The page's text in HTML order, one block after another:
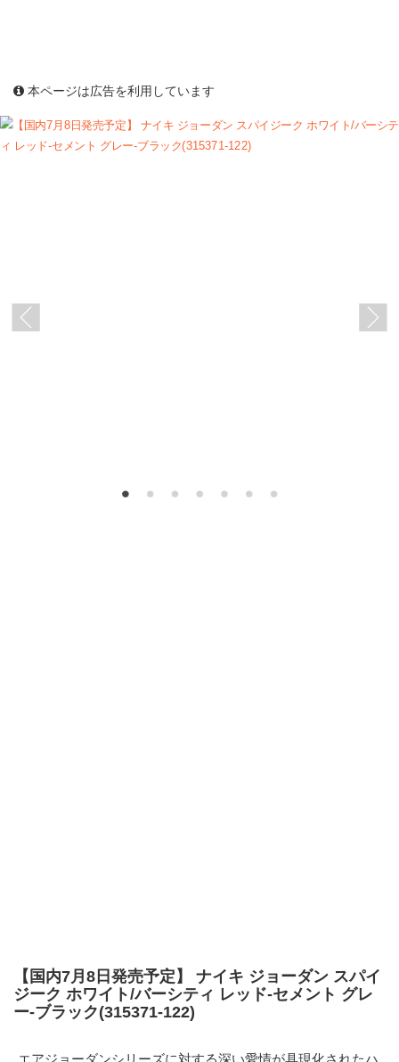
本ページは広告を利用しています
【国内7月8日発売予定】 ナイキ ジョーダン スパイ
ジーク ホワイト/バーシティ レッド-セメント グレ
ー-ブラック(315371-122)
エアジョーダンシリーズに対する深い愛情が具現化されたハ